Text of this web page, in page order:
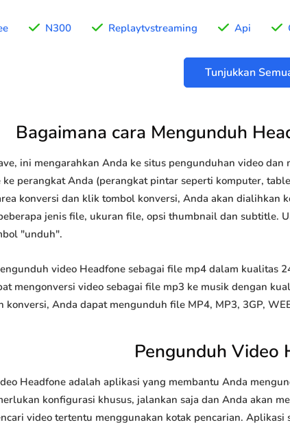
N300 Replaytvstreaming Api
Tunjukkan
Bagaimana cara Mengunduh
ini mengarahkan Anda ke situs pengunduhan video
perangkat Anda (perangkat pintar seperti komputer,
konversi dan klik tombol konversi, Anda akan dialihkan
jenis file, ukuran file, opsi thumbnail dan subtitle.
"unduh".
video Headfone sebagai file mp4 dalam kualitas
mengonversi video sebagai file mp3 ke musik dengan
konversi, Anda dapat mengunduh file MP4, MP3, 3GP,
Pengunduh Video
Headfone adalah aplikasi yang membantu Anda
konfigurasi khusus, jalankan saja dan Anda akan
video tertentu menggunakan kotak pencarian.